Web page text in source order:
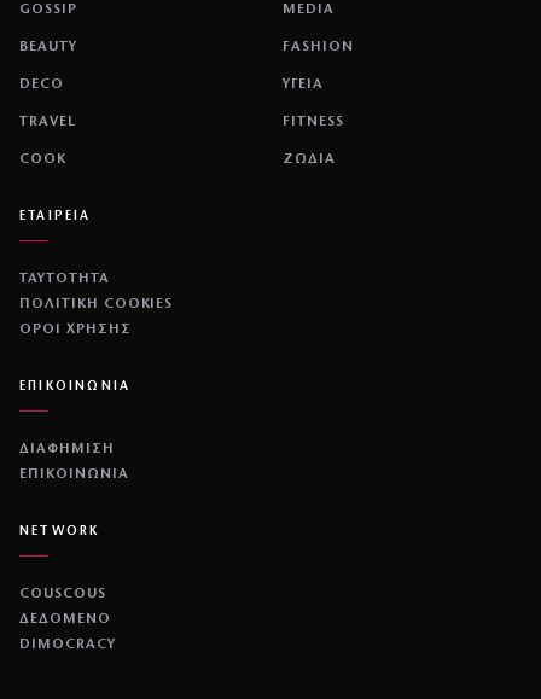
GOSSIP MEDIA
BEAUTY FASHION
DECO ΥΓΕΙΑ
TRAVEL FITNESS
COOK ΖΩΔΙΑ
ΕΤΑΙΡΕΙΑ
ΤΑΥΤΟΤΗΤΑ
ΠΟΛΙΤΙΚΉ COOKIES
ΌΡΟΙ ΧΡΉΣΗΣ
ΕΠΙΚΟΙΝΩΝΙΑ
ΔΙΑΦΗΜΙΣΗ
ΕΠΙΚΟΙΝΩΝΙΑ
NETWORK
COUSCOUS
ΔΕΔΟΜΕΝΟ
DIMOCRACY